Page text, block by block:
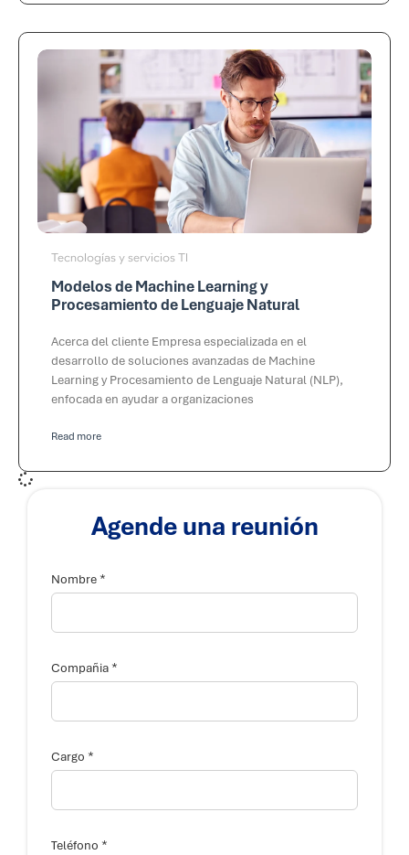
Tecnologías y servicios TI
Modelos de Machine Learning y
Procesamiento de Lenguaje Natural
Acerca del cliente Empresa especializada en el
desarrollo de soluciones avanzadas de Machine
Learning y Procesamiento de Lenguaje Natural (NLP),
enfocada en ayudar a organizaciones
Read more
Agende una reunión
e
l
o
o
*
Nombre *
Compañia *
Cargo *
Teléfono *